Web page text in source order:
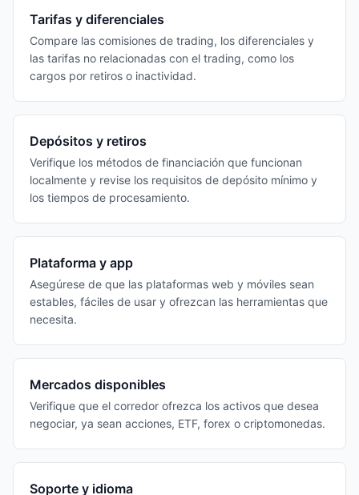
Tarifas y diferenciales
Compare las comisiones de trading, los diferenciales y
las tarifas no relacionadas con el trading, como los
cargos por retiros o inactividad.
Depósitos y retiros
Verifique los métodos de financiación que funcionan
localmente y revise los requisitos de depósito mínimo y
los tiempos de procesamiento.
Plataforma y app
Asegúrese de que las plataformas web y móviles sean
estables, fáciles de usar y ofrezcan las herramientas que
necesita.
Mercados disponibles
Verifique que el corredor ofrezca los activos que desea
negociar, ya sean acciones, ETF, forex o criptomonedas.
Soporte y idioma